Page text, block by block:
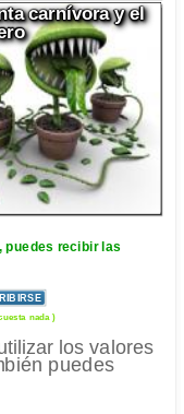
carnívora y el
puedes recibir las
nada )
los valores
puedes